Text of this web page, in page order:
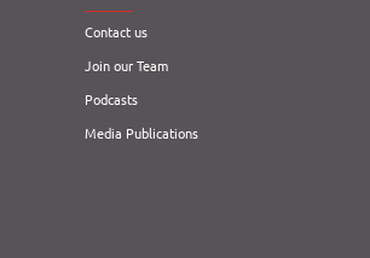
Contact us
Join our Team
Podcasts
Media Publications